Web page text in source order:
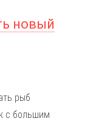
новый
рыб
с большим